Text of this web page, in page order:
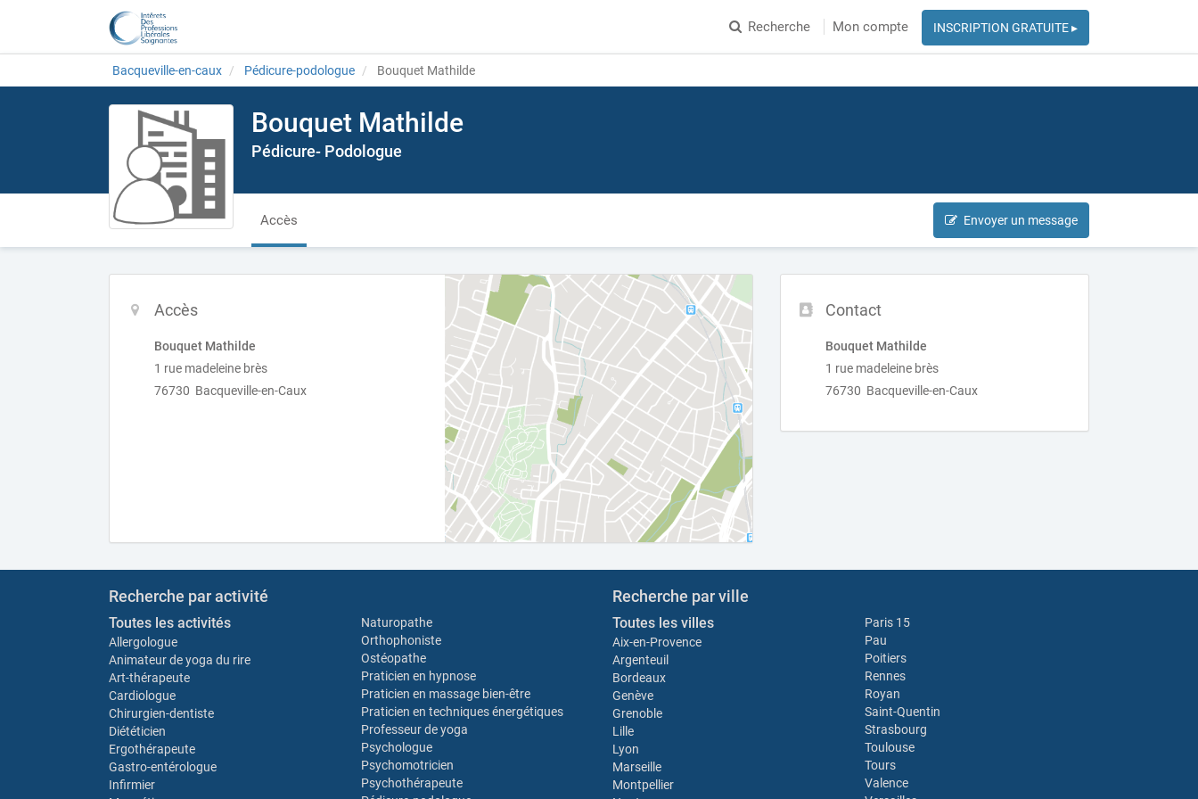
Recherche Mon compte INSCRIPTION GRATUITE ▸
Bacqueville-en-caux Pédicure-podologue Bouquet Mathilde
Bouquet Mathilde
Pédicure- Podologue
Accès Envoyer un message
Contact
Bouquet Mathilde
1 rue madeleine brès
76730 Bacqueville-en-Caux
Accès
Bouquet Mathilde
1 rue madeleine brès
76730 Bacqueville-en-Caux
Recherche par activité
Toutes les activités
Allergologue
Animateur de yoga du rire
Art-thérapeute
Cardiologue
Chirurgien-dentiste
Diététicien
Ergothérapeute
Gastro-entérologue
Infirmier
Naturopathe
Orthophoniste
Ostéopathe
Praticien en hypnose
Praticien en massage bien-être
Praticien en techniques énergétiques
Professeur de yoga
Psychologue
Psychomotricien
Psychothérapeute
Recherche par ville
Toutes les villes
Aix-en-Provence
Argenteuil
Bordeaux
Genève
Grenoble
Lille
Lyon
Marseille
Montpellier
Paris 15
Pau
Poitiers
Rennes
Royan
Saint-Quentin
Strasbourg
Toulouse
Tours
Valence